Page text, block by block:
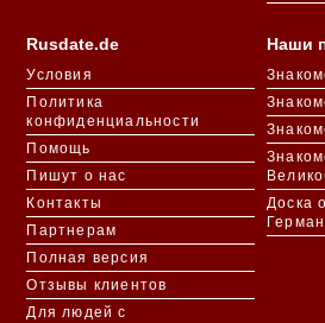
Rusdate.de
Условия
Политика
конфиденциальности
Помощь
Пишут о нас
Контакты
Партнерам
Полная версия
Отзывы клиентов
Для людей с
Наши
Доска